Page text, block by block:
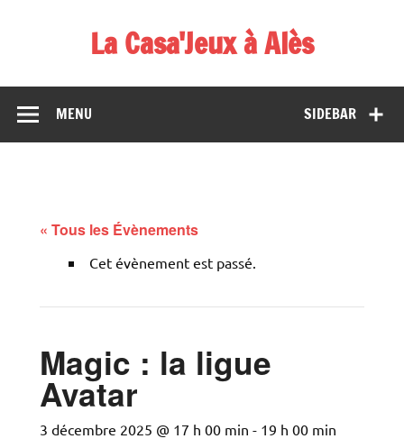
La Casa'Jeux à Alès
démos et de tournois
SIDEBAR
MENU
« Tous les Évènements
Cet évènement est passé.
Magic : la ligue
Avatar
3 décembre 2025 @ 17 h 00 min - 19 h 00 min